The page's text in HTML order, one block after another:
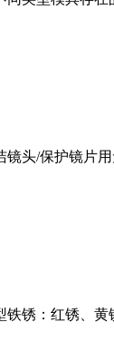
头/保护镜片
锈：红锈、